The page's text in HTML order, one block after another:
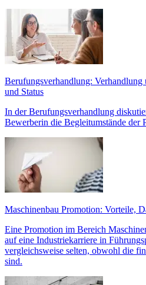
Berufungsverhandlung: Verhandlung
und Status
In der Berufungsverhandlung
Bewerberin die Begleitumstände der
Maschinenbau Promotion: Vorteile,
Eine Promotion im Bereich
auf eine Industriekarriere in
vergleichsweise selten, obwohl die
sind.